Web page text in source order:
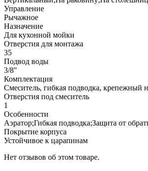
Управление
Рычажное
Назначение
Для кухонной мойки
Отверстия для монтажа
35
Подвод воды
3/8"
Комплектация
Смеситель, гибкая подводка, крепежный
Отверстия под смеситель
1
Особенности
Аэратор;Гибкая подводка;Защита от
Покрытие корпуса
Устойчивое к царапинам
Нет отзывов об этом товаре.